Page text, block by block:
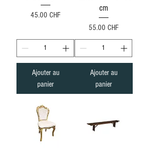
Prix
45.00 CHF
Ajouter au
panier
cm
Prix
55.00 CHF
Ajouter au
panier